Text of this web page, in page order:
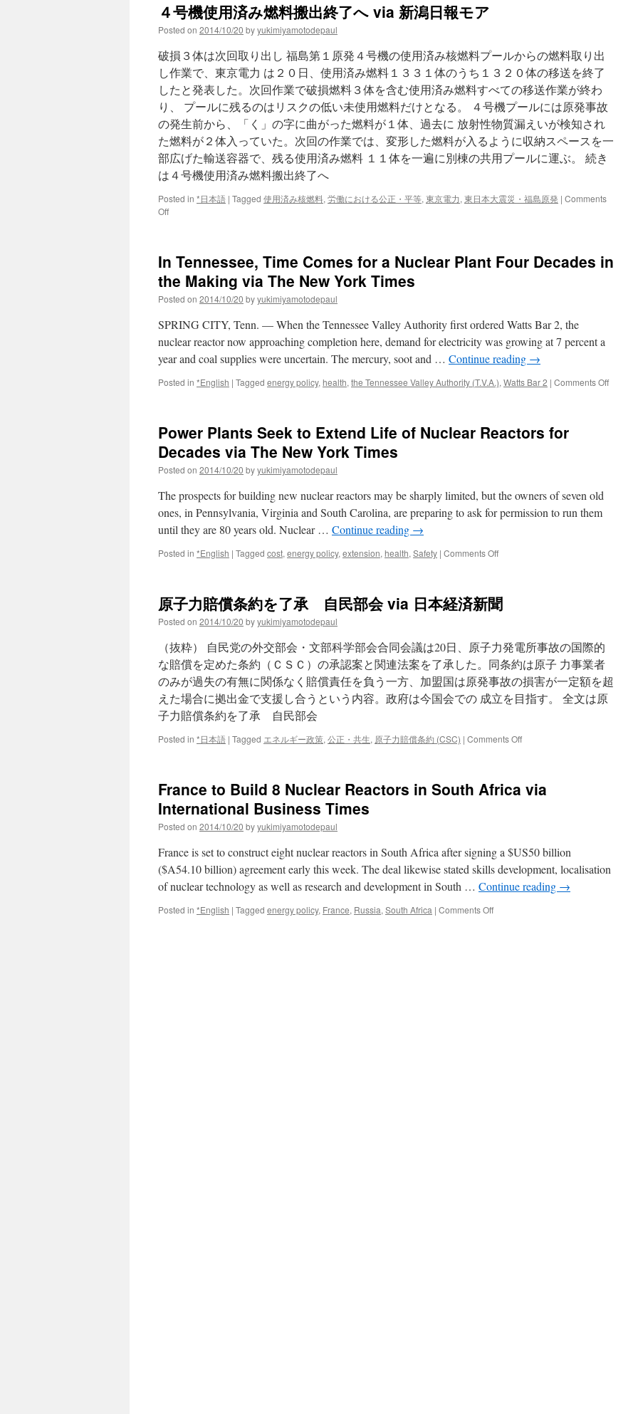
新
地
道
な
取
り
組
み
継
続
を
月
via
福
４号機使用済み燃料搬出終了へ via 新潟日報モア
Posted on 2014/10/20 byyukimiyamotodepaul
破損３体は次回取り出し 福島第１原発４号機の使用済み核燃料プールからの燃料取り出
し作業で、東京電力 は２０日、使用済み燃料１３３１体のうち１３２０体の移送を終了
したと発表した。次回作業で破損燃料３体を含む使用済み燃料すべての移送作業が終わ
り、 プールに残るのはリスクの低い未使用燃料だけとなる。 ４号機プールには原発事故
の発生前から、「く」の字に曲がった燃料が１体、過去に 放射性物質漏えいが検知され
た燃料が２体入っていた。次回の作業では、変形した燃料が入るように収納スペースを一
部広げた輸送容器で、残る使用済み燃料 １１体を一遍に別棟の共用プールに運ぶ。 続き
は４号機使用済み燃料搬出終了へ
Posted in *日本語 | Tagged 使用済み核燃料, 労働における公正・平等, 東京電力, 東日本大震災・福島原発 | Comments
Offon
使
済
み
料
搬
終
了
へ
潟
日
報
モ
In Tennessee, Time Comes for a Nuclear Plant Four Decades in
the Making via The New York Times
Posted on 2014/10/20 byyukimiyamotodepaul
SPRING CITY, Tenn. — When the Tennessee Valley Authority first ordered Watts Bar 2, the
nuclear reactor now approaching completion here, demand for electricity was growing at 7 percent a
year and coal supplies were uncertain. The mercury, soot and … Continue reading →
Posted in *English | Tagged energy policy, health, the Tennessee Valley Authority (T.V.A.), Watts Bar 2 | Comments Offon
Power Plants Seek to Extend Life of Nuclear Reactors for
Decades via The New York Times
Posted on 2014/10/20 byyukimiyamotodepaul
The prospects for building new nuclear reactors may be sharply limited, but the owners of seven old
ones, in Pennsylvania, Virginia and South Carolina, are preparing to ask for permission to run them
until they are 80 years old. Nuclear … Continue reading →
Posted in *English | Tagged cost, energy policy, extension, health, Safety | Comments Offon
to
of
Nuclear
Reactors
for
Decades
via
York
原子力賠償条約を了承 自民部会 via 日本経済新聞
Posted on 2014/10/20 byyukimiyamotodepaul
（抜粋） 自民党の外交部会・文部科学部会合同会議は20日、原子力発電所事故の国際的
な賠償を定めた条約（ＣＳＣ）の承認案と関連法案を了承した。同条約は原子 力事業者
のみが過失の有無に関係なく賠償責任を負う一方、加盟国は原発事故の損害が一定額を超
えた場合に拠出金で支援し合うという内容。政府は今国会での 成立を目指す。 全文は原
子力賠償条約を了承 自民部会
Posted in *日本語 | Tagged エネルギー政策, 公正・共生, 原子力賠償条約 (CSC) | Comments Offon
賠
了
承
自
民
France to Build 8 Nuclear Reactors in South Africa via
International Business Times
Posted on 2014/10/20 byyukimiyamotodepaul
France is set to construct eight nuclear reactors in South Africa after signing a $US50 billion
($A54.10 billion) agreement early this week. The deal likewise stated skills development, localisation
of nuclear technology as well as research and development in South … Continue reading →
Posted in *English | Tagged energy policy, France, Russia, South Africa | Comments Offon